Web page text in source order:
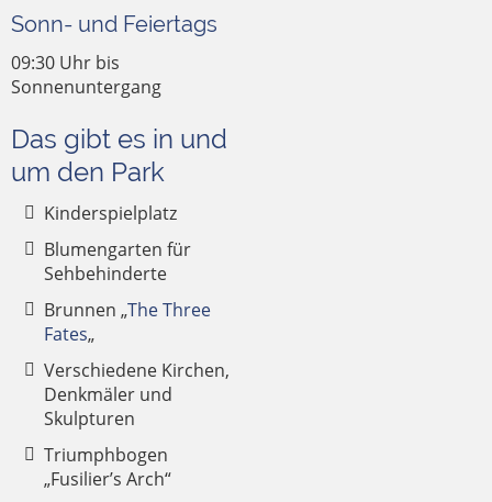
Sonn- und Feiertags
09:30 Uhr bis
Sonnenuntergang
Das gibt es in und
um den Park
Kinderspielplatz
Blumengarten für
Sehbehinderte
Brunnen „The Three
Fates„
Verschiedene Kirchen,
Denkmäler und
Skulpturen
Triumphbogen
„Fusilier’s Arch“